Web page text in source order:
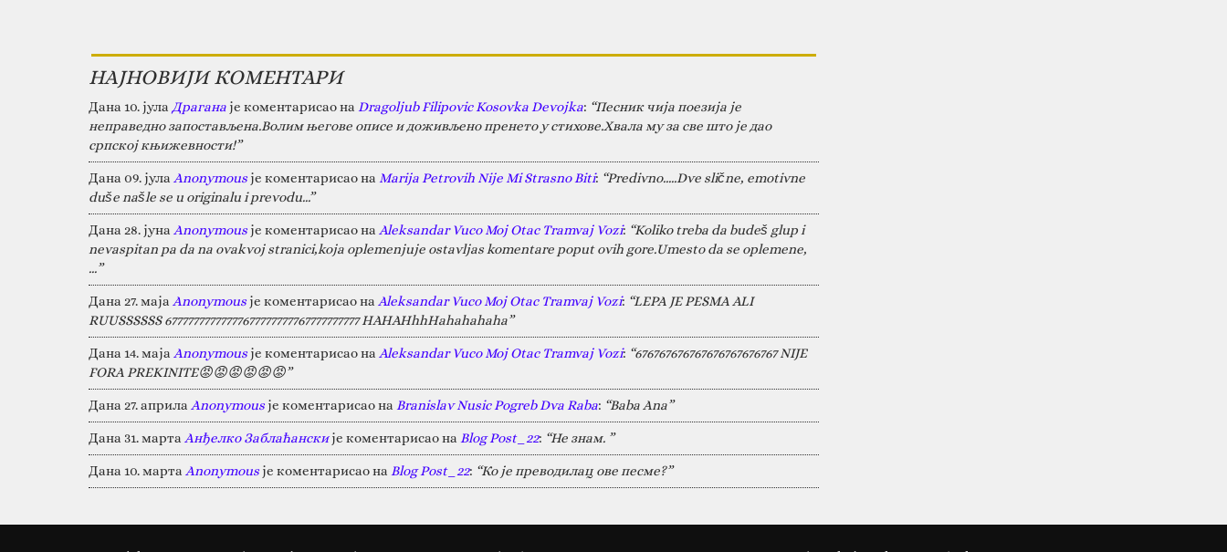
НАЈНОВИЈИ КОМЕНТАРИ
Дана 10. јула Драгана је коментарисао на Dragoljub Filipovic Kosovka Devojka: “Песник чија поезија је
неправедно запостављена.Волим његове описе и доживљено пренето у стихове.Хвала му за све што је дао
српској књижевности!”
Дана 09. јула Anonymous је коментарисао на Marija Petrovih Nije Mi Strasno Biti: “Predivno.....Dve slične, emotivne
duše našle se u originalu i prevodu...”
Дана 28. јуна Anonymous је коментарисао на Aleksandar Vuco Moj Otac Tramvaj Vozi: “Koliko treba da budeš glup i
nevaspitan pa da na ovakvoj stranici,koja oplemenjuje ostavljas komentare poput ovih gore.Umesto da se oplemene,
…”
Дана 27. маја Anonymous је коментарисао на Aleksandar Vuco Moj Otac Tramvaj Vozi: “LEPA JE PESMA ALI
RUUSSSSSS 67777777777777677777777767777777777 HAHAHhhHahahahaha”
Дана 14. маја Anonymous је коментарисао на Aleksandar Vuco Moj Otac Tramvaj Vozi: “676767676767676767676767 NIJE
FORA PREKINITE😡😡😡😡😡😡”
Дана 27. априла Anonymous је коментарисао на Branislav Nusic Pogreb Dva Raba: “Baba Ana”
Дана 31. марта Анђелко Заблаћанскије коментарисао на Blog Post_22: “Не знам. ”
Дана 10. марта Anonymous је коментарисао на Blog Post_22: “Ко је преводилац ове песме?”